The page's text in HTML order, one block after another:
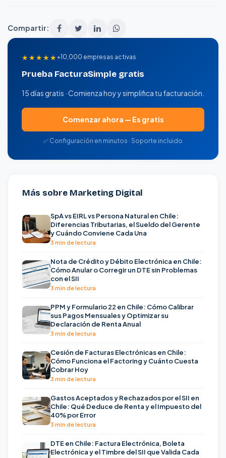
Compartir:
★★★★★+10,000 empresas activas
Prueba FacturaSimple gratis
15 días gratis · Comienza hoy y simplifica tu facturación.
Comenzar ahora — Es gratis
✅ Configuración en minutos · Soporte incluido
Más sobre Marketing Digital
SpA vs EIRL vs Persona Natural en Chile:
Diferencias Tributarias, el Sueldo del Gerente
y Cuándo Conviene Cada Una
3 min de lectura
Nota de Crédito y Débito Electrónica en Chile:
Cómo Anular o Corregir un DTE sin Problemas
con el SII
3 min de lectura
PPM y Formulario 22 en Chile: Cómo Calibrar
sus Pagos Mensuales y Optimizar su
Declaración de Renta Anual
3 min de lectura
Cesión de Facturas Electrónicas en Chile:
Cómo Funciona el Factoring y Cuánto Cuesta
Cobrar Hoy
3 min de lectura
Gastos Aceptados y Rechazados por el SII en
Chile: Qué Deduce de Renta y el Impuesto del
40% por Error
3 min de lectura
DTE en Chile: Factura Electrónica, Boleta
Electrónica y el Timbre del SII que Valida Cada